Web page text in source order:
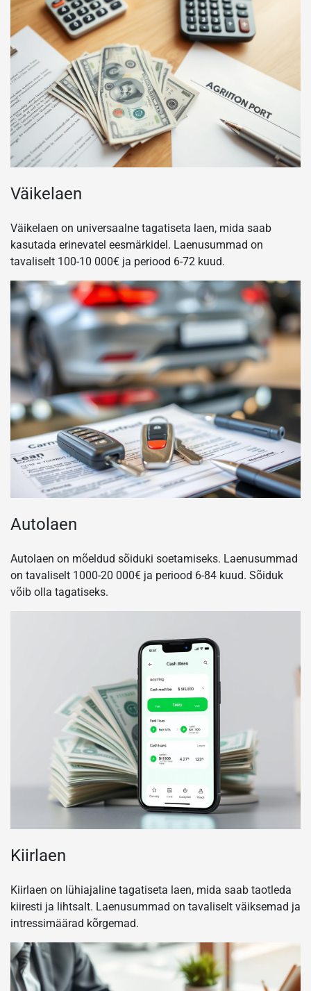
Väikelaen
Väikelaen on universaalne tagatiseta laen, mida saab
kasutada erinevatel eesmärkidel. Laenusummad on
tavaliselt 100-10 000€ ja periood 6-72 kuud.
Autolaen
Autolaen on mõeldud sõiduki soetamiseks. Laenusummad
on tavaliselt 1000-20 000€ ja periood 6-84 kuud. Sõiduk
võib olla tagatiseks.
Kiirlaen
Kiirlaen on lühiajaline tagatiseta laen, mida saab taotleda
kiiresti ja lihtsalt. Laenusummad on tavaliselt väiksemad ja
intressimäärad kõrgemad.